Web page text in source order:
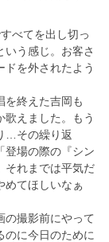
べてを出し切っ
いう感じ。お客さ
ドを外されたよう
を終えた吉岡も
歌えました。もう
…その繰り返
登場の際の『シン
それまでは平気だ
てほしいなぁ
の撮影前にやって
のに今日のために